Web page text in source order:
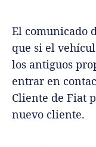
El comunicado
que si el
los antiguos
entrar en
Cliente de Fiat
nuevo cliente.